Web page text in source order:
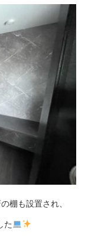
棚も設置され、
た